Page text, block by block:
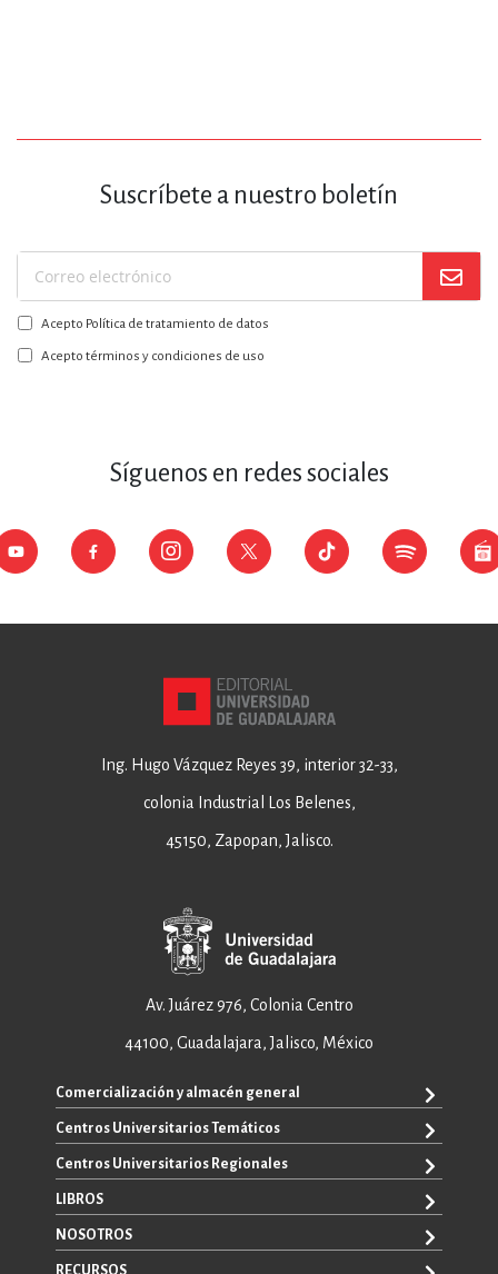
Suscríbete a nuestro boletín
Suscríbase
a
nuestro
boletín:
Acepto Política de tratamiento de datos
Acepto términos y condiciones de uso
Síguenos en redes sociales
Ing. Hugo Vázquez Reyes 39, interior 32-33,
colonia Industrial Los Belenes,
45150, Zapopan, Jalisco.
Av. Juárez 976, Colonia Centro
44100, Guadalajara, Jalisco, México
Comercialización y almacén general
+52 33 3640 6326
+52 33 3640 4595
ventas@editorial.udg.mx
WhatsApp: +52 33 1433 6869
Centros Universitarios Temáticos
CUAAD
CUCEA
CUCBA
Centros Universitarios Regionales
CUALTOS
CUCHAPALA
LIBROS
TODOS LOS LIBROS
E-BOOKS
NOSOTROS